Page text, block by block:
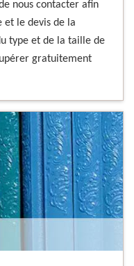
nous contacter afin
et le devis de la
type et de la taille de
gratuitement